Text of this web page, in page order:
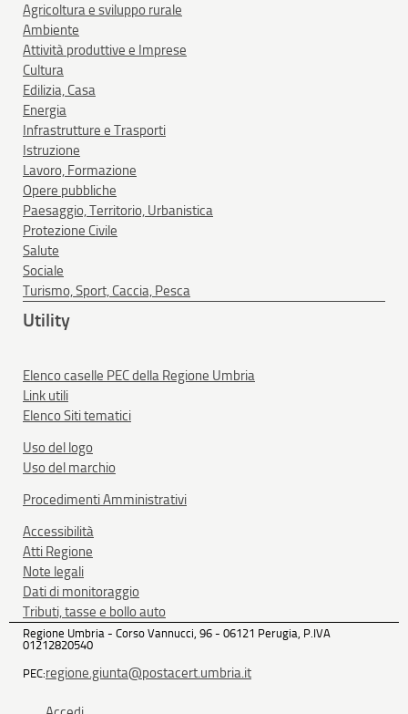
Agricoltura e sviluppo rurale
Ambiente
Attività produttive e Imprese
Cultura
Edilizia, Casa
Energia
Infrastrutture e Trasporti
Istruzione
Lavoro, Formazione
Opere pubbliche
Paesaggio, Territorio, Urbanistica
Protezione Civile
Salute
Sociale
Turismo, Sport, Caccia, Pesca
Utility
Elenco caselle PEC della Regione Umbria
Link utili
Elenco Siti tematici
Uso del logo
Uso del marchio
Procedimenti Amministrativi
Accessibilità
Atti Regione
Note legali
Dati di monitoraggio
Tributi, tasse e bollo auto
Regione Umbria - Corso Vannucci, 96 - 06121 Perugia, P.IVA
01212820540
PEC:regione.giunta@postacert.umbria.it